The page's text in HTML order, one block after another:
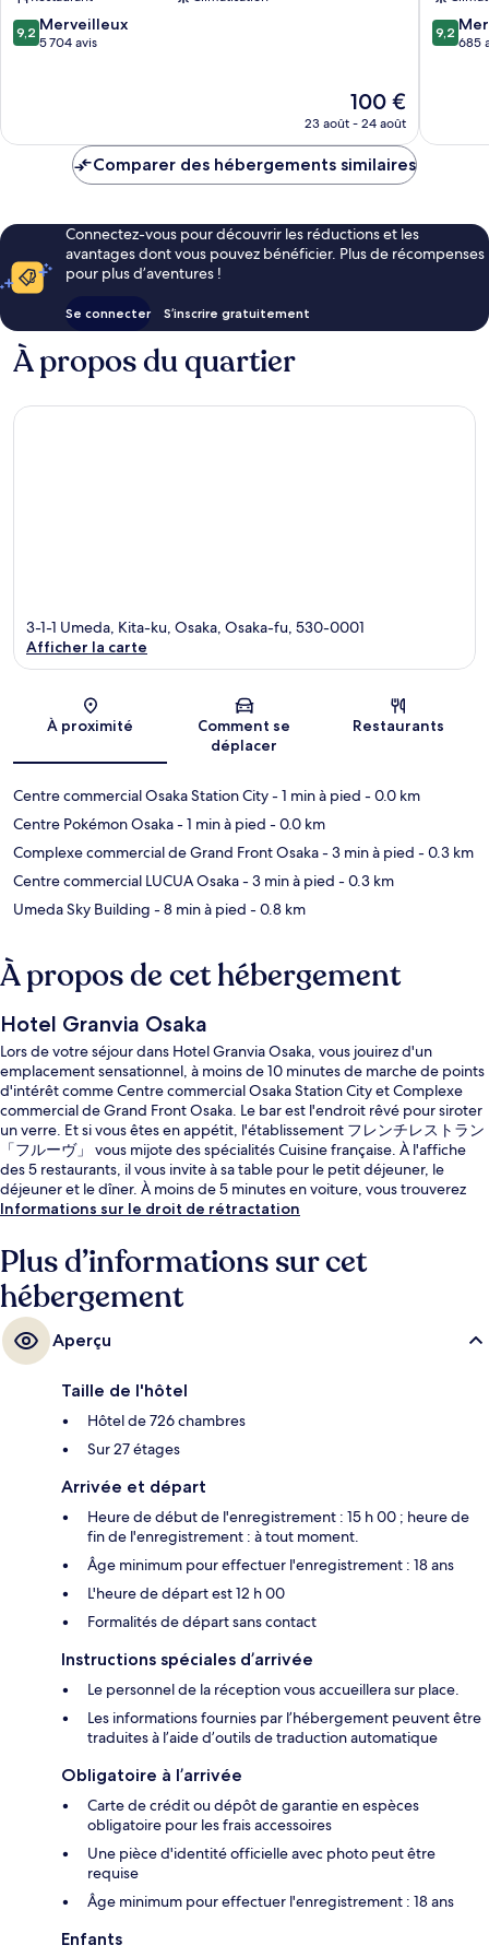
9.2
sur
9,2 Merveilleux
5 704 avis
Le
nouveau
est
de
100 €
23 août - 24 août
Kita
9.2
sur
9,2
685
Comparer des hébergements similaires
Connectez-vous pour découvrir les réductions et les
avantages dont vous pouvez bénéficier. Plus de récompenses
pour plus d’aventures !
Se connecter S’inscrire gratuitement
À propos du quartier
Carte
3-1-1 Umeda, Kita-ku, Osaka, Osaka-fu, 530-0001
Afficher la carte
À proximité
Comment se
déplacer
Restaurants
Centre commercial Osaka Station City- 1 min à pied - 0.0 km
Centre Pokémon Osaka- 1 min à pied - 0.0 km
Complexe commercial de Grand Front Osaka- 3 min à pied - 0.3 km
Centre commercial LUCUA Osaka- 3 min à pied - 0.3 km
Umeda Sky Building - 8 min à pied - 0.8 km
À propos de cet hébergement
Hotel Granvia Osaka
Lors de votre séjour dans Hotel Granvia Osaka, vous jouirez d'un
emplacement sensationnel, à moins de 10 minutes de marche de points
d'intérêt comme Centre commercial Osaka Station City et Complexe
commercial de Grand Front Osaka. Le bar est l'endroit rêvé pour siroter
un verre. Et si vous êtes en appétit, l'établissement フレンチレストラン
「フルーヴ」 vous mijote des spécialités Cuisine française. À l'affiche
des 5 restaurants, il vous invite à sa table pour le petit déjeuner, le
déjeuner et le dîner. À moins de 5 minutes en voiture, vous trouverez
aussi des sites comme Umeda Sky Building et Musée des sciences
se trouvent à une courte distance de marche : Gare d'Umeda (Hanshin)
est à 5 minutes à pied et Station de métro Higashi-Umeda, à 6 minutes.
Informations sur le droit de rétractation
Plus d’informations sur cet
hébergement
Aperçu
Taille de l'hôtel
Hôtel de 726 chambres
Sur 27 étages
Arrivée et départ
Heure de début de l'enregistrement : 15 h 00 ; heure de
fin de l'enregistrement : à tout moment.
Âge minimum pour effectuer l'enregistrement : 18 ans
L'heure de départ est 12 h 00
Formalités de départ sans contact
Instructions spéciales d’arrivée
Le personnel de la réception vous accueillera sur place.
Les informations fournies par l’hébergement peuvent être
traduites à l’aide d’outils de traduction automatique
Obligatoire à l’arrivée
Carte de crédit ou dépôt de garantie en espèces
obligatoire pour les frais accessoires
Une pièce d'identité officielle avec photo peut être
requise
Âge minimum pour effectuer l'enregistrement : 18 ans
Enfants